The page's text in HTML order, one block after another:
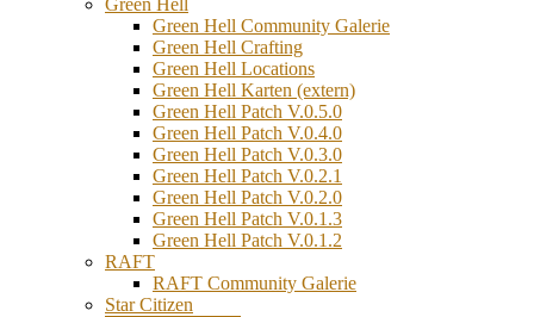
Green Hell
Green Hell Community Galerie
Green Hell Crafting
Green Hell Locations
Green Hell Karten (extern)
Green Hell Patch V.0.5.0
Green Hell Patch V.0.4.0
Green Hell Patch V.0.3.0
Green Hell Patch V.0.2.1
Green Hell Patch V.0.2.0
Green Hell Patch V.0.1.3
Green Hell Patch V.0.1.2
RAFT
RAFT Community Galerie
Star Citizen